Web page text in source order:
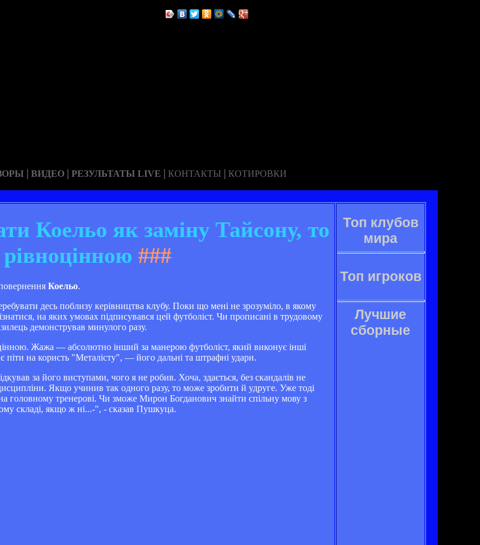
| ВИДЕО | РЕЗУЛЬТАТЫ LIVE | КОНТАКТЫ | КОТИРОВКИ
Коельо як заміну Тайсону, то
###
Коельо.
десь поблизу керівництва клубу. Поки що мені не зрозуміло, в якому
на яких умовах підписувався цей футболіст. Чи прописані в трудовому
демонстрував минулого разу.
Жажа — абсолютно інший за манерою футболіст, який виконує інші
на користь "Металісту", — його дальні та штрафні удари.
за його виступами, чого я не робив. Хоча, здається, без скандалів не
Якщо учинив так одного разу, то може зробити й удруге. Уже тоді
головному тренерові. Чи зможе Мирон Богданович знайти спільну мову з
складі, якщо ж ні...-", - сказав Пушкуца.
Топ клубов
мира
Топ игроков
Лучшие
сборные